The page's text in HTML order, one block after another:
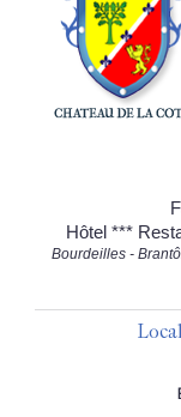
Hôtel ***
Bourdeilles -